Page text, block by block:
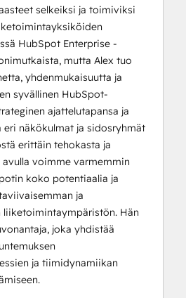
selkeiksi ja toimiviksi
HubSpot Enterprise -
mutta Alex tuo
yhdenmukaisuutta ja
syvällinen HubSpot-
ajattelutapansa ja
eri näkökulmat ja sidosryhmät
erittäin tehokasta ja
voimme varmemmin
koko potentiaalia ja
ja
liiketoimintaympäristön. Hän
joka yhdistää
ja tiimidynamiikan